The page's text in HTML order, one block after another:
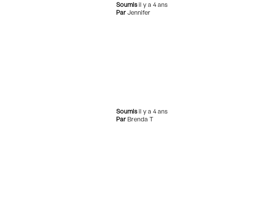
Soumisil y a 4 ans
Par Jennifer
Soumisil y a 4 ans
Par Brenda T